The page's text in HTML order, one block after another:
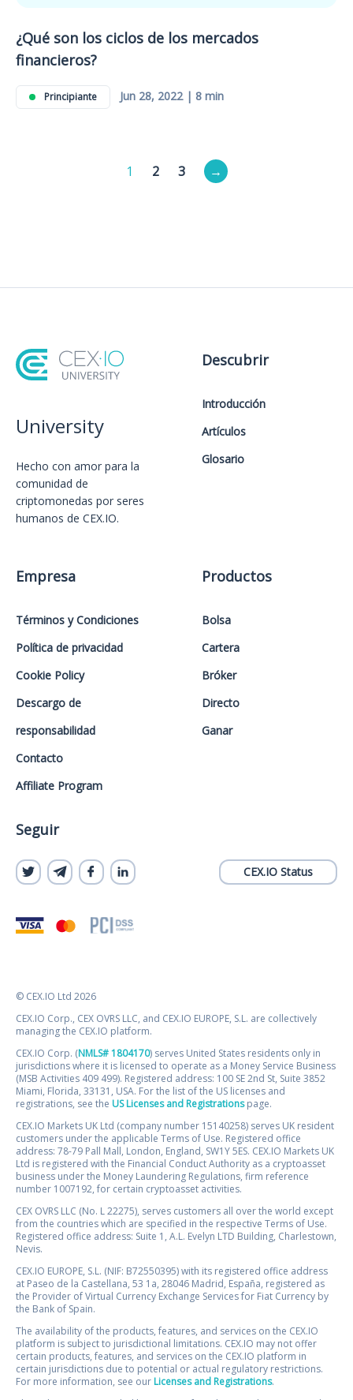
¿Qué son los ciclos de los mercados
financieros?
Principiante Jun 28, 2022 | 8 min
1 2 3 →
University
Hecho con amor️ para la
comunidad de
criptomonedas por seres
humanos de CEX.IO.
Descubrir
Introducción
Artículos
Glosario
Empresa
Términos y Condiciones
Política de privacidad
Cookie Policy
Descargo de
responsabilidad
Contacto
Affiliate Program
Productos
Bolsa
Cartera
Bróker
Directo
Ganar
Seguir
CEX.IO Status
© CEX.IO Ltd 2026
CEX.IO Corp., CEX OVRS LLC, and CEX.IO EUROPE, S.L. are collectively
managing the CEX.IO platform.
CEX.IO Corp. (NMLS# 1804170) serves United States residents only in
jurisdictions where it is licensed to operate as a Money Service Business
(MSB Activities 409 499). Registered address: 100 SE 2nd St, Suite 3852
Miami, Florida, 33131, USA. For the list of the US licenses and
registrations, see the US Licenses and Registrationspage.
CEX.IO Markets UK Ltd (company number 15140258) serves UK resident
customers under the applicable Terms of Use. Registered office
address: 78-79 Pall Mall, London, England, SW1Y 5ES. CEX.IO Markets UK
Ltd is registered with the Financial Conduct Authority as a cryptoasset
business under the Money Laundering Regulations, firm reference
number 1007192, for certain cryptoasset activities.
CEX OVRS LLC (No. L 22275), serves customers all over the world except
from the countries which are specified in the respective Terms of Use.
Registered office address: Suite 1, A.L. Evelyn LTD Building, Charlestown,
Nevis.
CEX.IO EUROPE, S.L. (NIF: B72550395) with its registered office address
at Paseo de la Castellana, 53 1a, 28046 Madrid, España, registered as
the Provider of Virtual Currency Exchange Services for Fiat Currency by
the Bank of Spain.
The availability of the products, features, and services on the CEX.IO
platform is subject to jurisdictional limitations. CEX.IO may not offer
certain products, features, and services on the CEX.IO platform in
certain jurisdictions due to potential or actual regulatory restrictions.
For more information, see our Licenses and Registrations.